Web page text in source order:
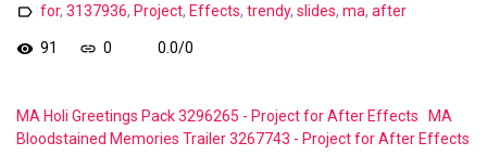
for, 3137936, Project, Effects, trendy, slides, ma, after
91 0 0.0/0
MA Holi Greetings Pack 3296265 - Project for After Effects
MA
Bloodstained Memories Trailer 3267743 - Project for After Effects